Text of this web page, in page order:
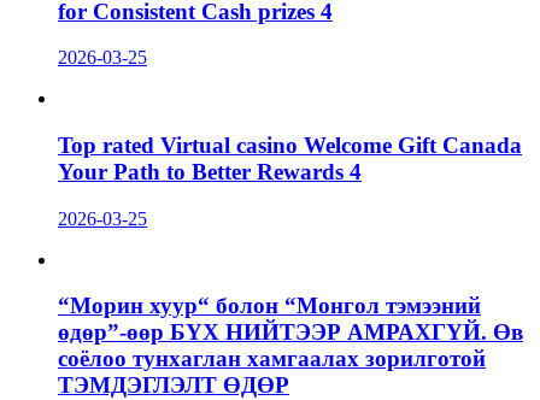
for Consistent Cash prizes 4
2026-03-25
Top rated Virtual casino Welcome Gift Canada
Your Path to Better Rewards 4
2026-03-25
“Морин хуур“ болон “Монгол тэмээний
өдөр”-өөр БҮХ НИЙТЭЭР АМРАХГҮЙ. Өв
соёлоо тунхаглан хамгаалах зорилготой
ТЭМДЭГЛЭЛТ ӨДӨР